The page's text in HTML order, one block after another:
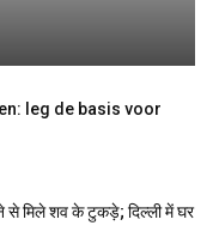
leg de basis voor
से मिले शव के टुकड़े; दिल्ली में घर